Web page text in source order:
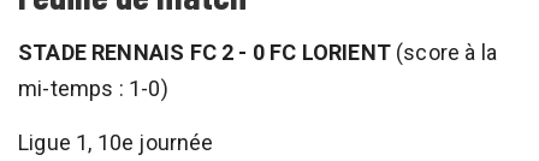
STADE RENNAIS FC 2 - 0 FC LORIENT(score à la
mi-temps : 1-0)
Ligue 1, 10e journée